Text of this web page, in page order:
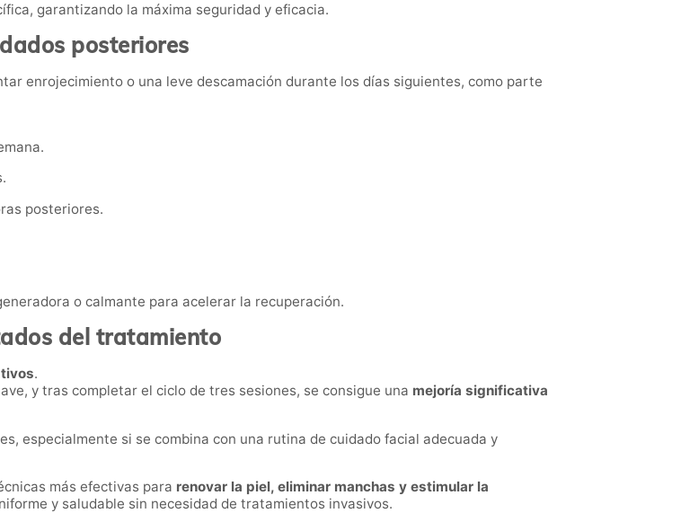
garantizando la máxima seguridad y eficacia.
posteriores
enrojecimiento o una leve descamación durante los días siguientes, como parte
posteriores.
o calmante para acelerar la recuperación.
del tratamiento
.
y tras completar el ciclo de tres sesiones, se consigue una mejoría significativa
especialmente si se combina con una rutina de cuidado facial adecuada y
más efectivas para renovar la piel, eliminar manchas y estimular la
y saludable sin necesidad de tratamientos invasivos.